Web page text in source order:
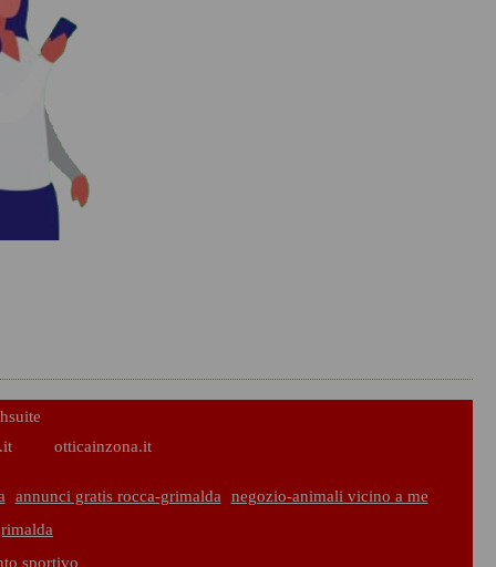
otticainzona.it
annunci gratis rocca-grimalda
negozio-animali vicino a me
sportivo